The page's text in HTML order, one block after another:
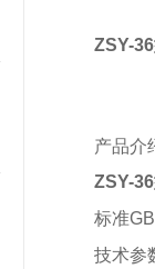
ZSY-36
产品介
ZSY-36
标准
技术参